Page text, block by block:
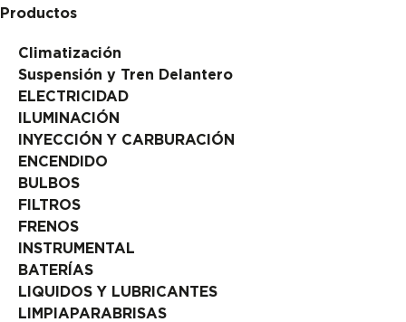
Productos
Climatización
Suspensión y Tren Delantero
ELECTRICIDAD
ILUMINACIÓN
INYECCIÓN Y CARBURACIÓN
ENCENDIDO
BULBOS
FILTROS
FRENOS
INSTRUMENTAL
BATERÍAS
LIQUIDOS Y LUBRICANTES
LIMPIAPARABRISAS